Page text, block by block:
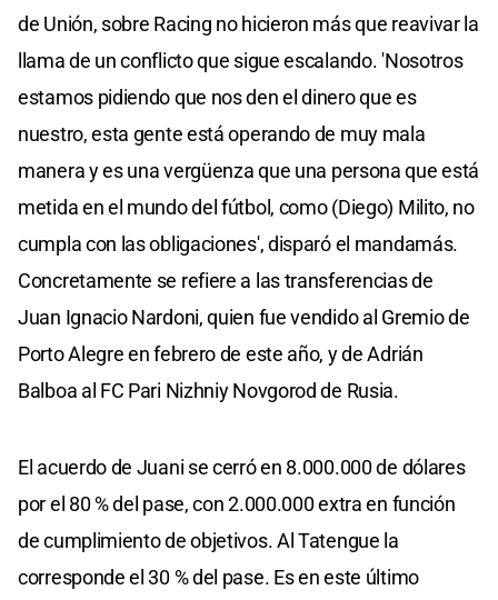
de Unión, sobre Racing no hicieron más que reavivar la
llama de un conflicto que sigue escalando. 'Nosotros
estamos pidiendo que nos den el dinero que es
nuestro, esta gente está operando de muy mala
manera y es una vergüenza que una persona que está
metida en el mundo del fútbol, como (Diego) Milito, no
cumpla con las obligaciones', disparó el mandamás.
Concretamente se refiere a las transferencias de
Juan Ignacio Nardoni, quien fue vendido al Gremio de
Porto Alegre en febrero de este año, y de Adrián
Balboa al FC Pari Nizhniy Novgorod de Rusia.
El acuerdo de Juani se cerró en 8.000.000 de dólares
por el 80 % del pase, con 2.000.000 extra en función
de cumplimiento de objetivos. Al Tatengue la
corresponde el 30 % del pase. Es en este último